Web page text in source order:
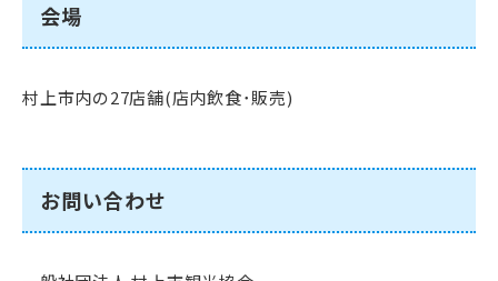
会場
村上市内の27店舗(店内飲食･販売)
お問い合わせ